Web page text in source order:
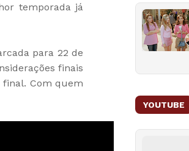
temporada já
para 22 de
finais
Com quem
YOUTUBE